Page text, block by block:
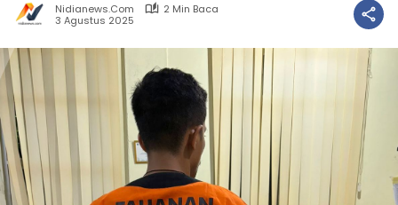
Nidianews.com
2 Min Baca
3 Agustus 2025